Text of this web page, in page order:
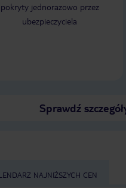
pokryty jednorazowo przez
ubezpieczyciela
Sprawdź
NAJNIŻSZYCH CEN